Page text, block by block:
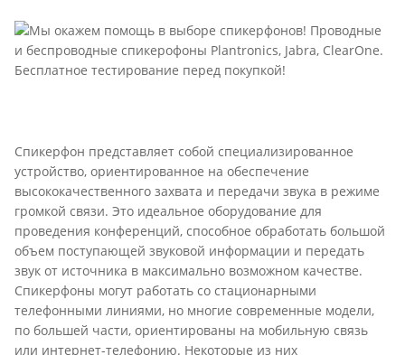
Спикерфон представляет собой специализированное
устройство, ориентированное на обеспечение
высококачественного захвата и передачи звука в режиме
громкой связи. Это идеальное оборудование для
проведения конференций, способное обработать большой
объем поступающей звуковой информации и передать
звук от источника в максимально возможном качестве.
Спикерфоны могут работать со стационарными
телефонными линиями, но многие современные модели,
по большей части, ориентированы на мобильную связь
или интернет-телефонию. Некоторые из них